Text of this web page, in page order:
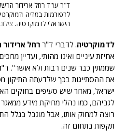
ד"ר עו"ד רחל ארידור
לרפורמות במדיה
הישראלי לדמוקרטיה.
לדמוקרטיה. לדברי ד"ררחל
שממתין כבר שנים רבות ולא אושר".
את ההסתייגות בכך שלדעתה התיקון
ישראל, מאחר שיש סעיפים בחוקים
לגביהם, כמו נהלי מחיקת מידע
רוצה למחוק אותו, אבל מוגבל בגלל
תקפות בתחום זה.